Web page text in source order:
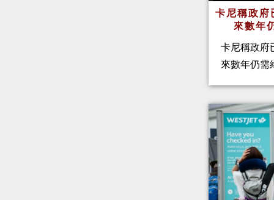
卡尼稱政府
來數年
卡尼稱政府
來數年仍需